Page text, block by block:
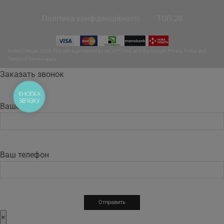
Заказать звонок
Ваше имя
Ваш телефон
×
КНОПКА
ЗВ'ЯЗКУ